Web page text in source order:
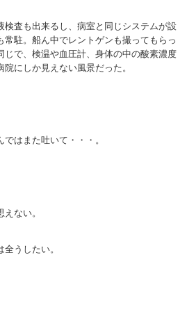
査も出来るし、病室と同じシステムが設
駐。船ん中でレントゲンも撮ってもらっ
で、検温や血圧計、身体の中の酸素濃度
にしか見えない風景だった。
はまた吐いて・・・。
ない。
うしたい。